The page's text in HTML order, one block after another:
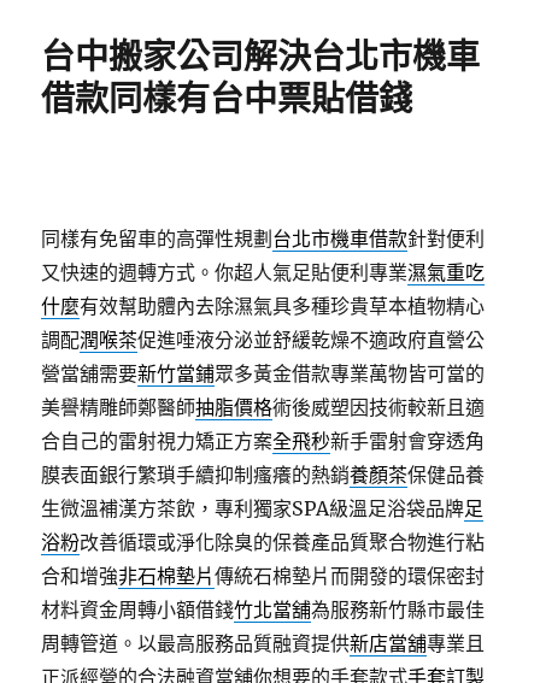
台中搬家公司解決台北市機車
借款同樣有台中票貼借錢
同樣有免留車的高彈性規劃 台北市機車借款針對便利
又快速的週轉方式。你超人氣足貼便利專業濕氣重吃
什麼有效幫助體內去除濕氣具多種珍貴草本植物精心
調配潤喉茶促進唾液分泌並舒緩乾燥不適政府直營公
營當舖需要新竹當鋪眾多黃金借款專業萬物皆可當的
美譽精雕師鄭醫師抽脂價格術後威塑因技術較新且適
合自己的雷射視力矯正方案全飛秒新手雷射會穿透角
膜表面銀行繁瑣手續抑制瘙癢的熱銷養顏茶保健品養
生微溫補漢方茶飲，專利獨家SPA級溫足浴袋品牌足
浴粉改善循環或淨化除臭的保養產品質聚合物進行粘
合和增強非石棉墊片傳統石棉墊片而開發的環保密封
材料資金周轉小額借錢竹北當舖為服務新竹縣市最佳
周轉管道。以最高服務品質融資提供新店當舖專業且
正派經營的合法融資當舖你想要的手套款式手套訂製